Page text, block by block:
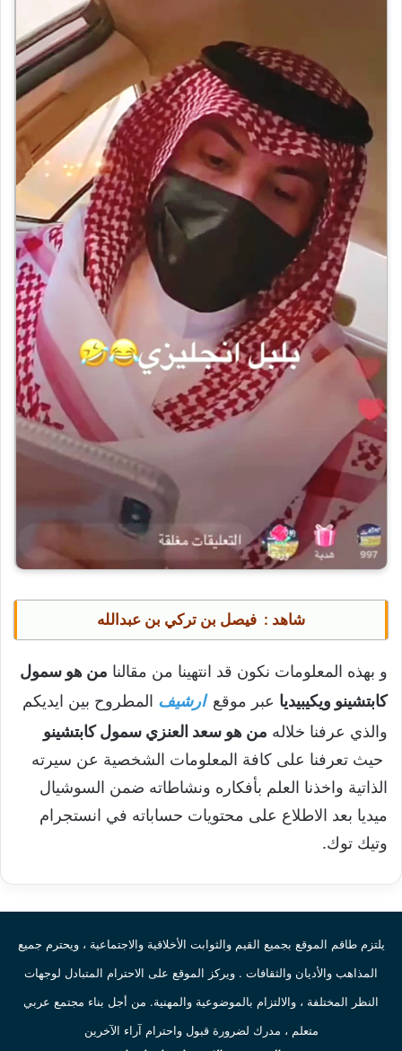
شاهد : فيصل بن تركي بن عبدالله
و بهذه المعلومات نكون قد انتهينا من مقالنا من هو سمول
كابتشينو ويكيبيديا عبر موقع ارشيف المطروح بين ايديكم
والذي عرفنا خلاله من هو سعد العنزي سمول كابتشينو
حيث تعرفنا على كافة المعلومات الشخصية عن سيرته
الذاتية واخذنا العلم بأفكاره ونشاطاته ضمن السوشيال
ميديا بعد الاطلاع على محتويات حساباته في انستجرام
وتيك توك.
يلتزم طاقم الموقع بجميع القيم والثوابت الأخلاقية والاجتماعية ، ويحترم جميع
المذاهب والأديان والثقافات . ويركز الموقع على الاحترام المتبادل لوجهات
النظر المختلفة ، والالتزام بالموضوعية والمهنية. من أجل بناء مجتمع عربي
متعلم ، مدرك لضرورة قبول واحترام آراء الآخرين